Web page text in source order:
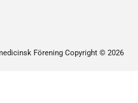
Förening Copyright © 2026